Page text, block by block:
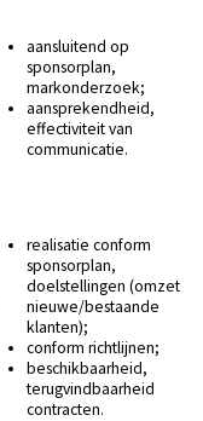
aansluitend op
sponsorplan,
markonderzoek;
aansprekendheid,
effectiviteit van
communicatie.
realisatie conform
sponsorplan,
doelstellingen (omzet
nieuwe/bestaande
klanten);
conform richtlijnen;
beschikbaarheid,
terugvindbaarheid
contracten.